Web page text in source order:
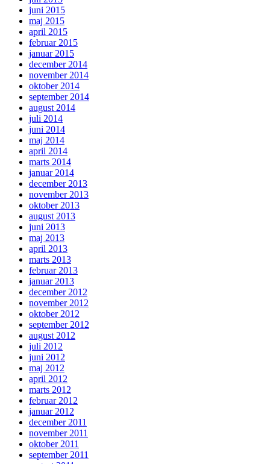
juni 2015
maj 2015
april 2015
februar 2015
januar 2015
december 2014
november 2014
oktober 2014
september 2014
august 2014
juli 2014
juni 2014
maj 2014
april 2014
marts 2014
januar 2014
december 2013
november 2013
oktober 2013
august 2013
juni 2013
maj 2013
april 2013
marts 2013
februar 2013
januar 2013
december 2012
november 2012
oktober 2012
september 2012
august 2012
juli 2012
juni 2012
maj 2012
april 2012
marts 2012
februar 2012
januar 2012
december 2011
november 2011
oktober 2011
september 2011